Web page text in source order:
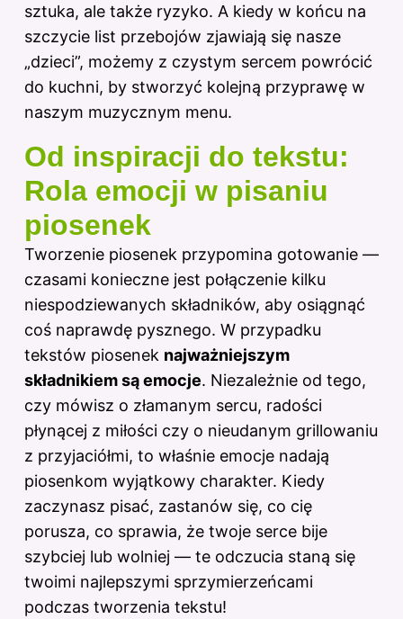
sztuka, ale także ryzyko. A kiedy w końcu na
szczycie list przebojów zjawiają się nasze
„dzieci”, możemy z czystym sercem powrócić
do kuchni, by stworzyć kolejną przyprawę w
naszym muzycznym menu.
Od inspiracji do tekstu:
Rola emocji w pisaniu
piosenek
Tworzenie piosenek przypomina gotowanie —
czasami konieczne jest połączenie kilku
niespodziewanych składników, aby osiągnąć
coś naprawdę pysznego. W przypadku
tekstów piosenek najważniejszym
składnikiem są emocje. Niezależnie od tego,
czy mówisz o złamanym sercu, radości
płynącej z miłości czy o nieudanym grillowaniu
z przyjaciółmi, to właśnie emocje nadają
piosenkom wyjątkowy charakter. Kiedy
zaczynasz pisać, zastanów się, co cię
porusza, co sprawia, że twoje serce bije
szybciej lub wolniej — te odczucia staną się
twoimi najlepszymi sprzymierzeńcami
podczas tworzenia tekstu!